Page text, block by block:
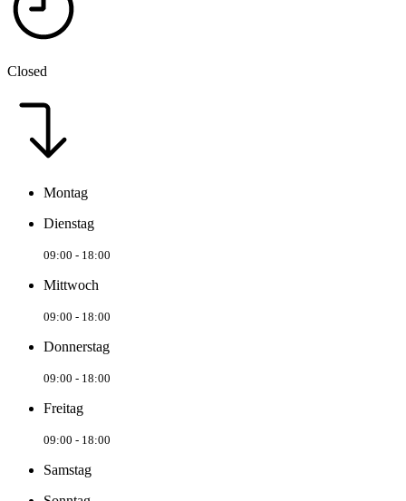
Closed
Montag
Dienstag
09:00 - 18:00
Mittwoch
09:00 - 18:00
Donnerstag
09:00 - 18:00
Freitag
09:00 - 18:00
Samstag